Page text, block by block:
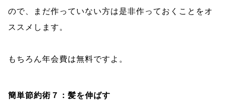
ので、まだ作っていない方は是非作っておくことをオ
ススメします。
もちろん年会費は無料ですよ。
簡単節約術７：髪を伸ばす